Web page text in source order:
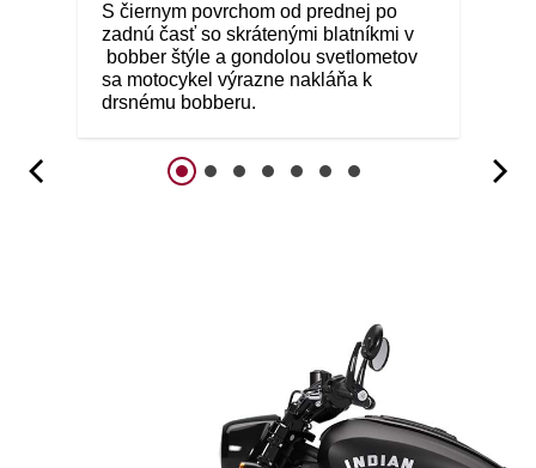
S čiernym povrchom od prednej po
zadnú časť so skrátenými blatníkmi v
bobber štýle a gondolou svetlometov
sa motocykel výrazne nakláňa k
drsnému bobberu.